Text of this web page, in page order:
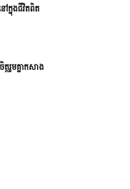
នុងជីវិតពិត
តរួមគ្នាកសាង